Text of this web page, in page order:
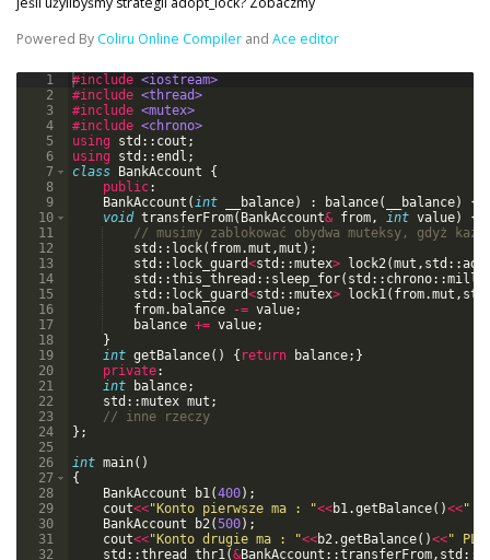
Powered By Coliru Online Compiler and Ace editor
1
2
3
4
5
6
7
8
9
10
11
12
13
14
15
16
17
18
19
20
21
22
23
24
25
26
27
28
29
30
31
32
#include <iostream>
#include <thread>
#include <mutex>
#include <chrono>
using
std :: cout ;
using
std ::endl ;
class BankAccount
{
public:
BankAccount (int __balance) : balance( __balance) {
void transferFrom( BankAccount& from, int value)
{
// musimy zablokować obydwa muteksy, gdyż
std :: lock( from.mut ,mut ) ;
std :: lock_guard<std ::mutex> lock2(mut , std ::
std ::this_thread :: sleep_for( std :: chrono::
std :: lock_guard<std ::mutex> lock1( from.mut , std
from. balance -= value;
balance += value;
}
int getBalance( ) { return balance; }
private:
int
balance;
std ::mutex mut ;
// inne rzeczy
} ;
int main( )
{
BankAccount
b1(400) ;
cout<<"Konto pierwsze ma : "<<b1.getBalance( )<<"
BankAccount
b2(500) ;
cout<<"Konto drugie ma : "<<b2.getBalance( )<<"
std ::thread thr1(&BankAccount ::transferFrom, std ::